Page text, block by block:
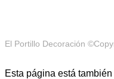
El Portillo Decoración
Esta página está